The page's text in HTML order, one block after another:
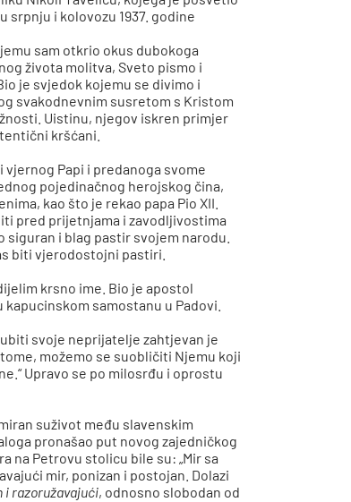
srpnju i kolovozu 1937. godine
sam otkrio okus dubokoga
života molitva, Sveto pismo i
je svjedok kojemu se divimo i
svakodnevnim susretom s Kristom
Uistinu, njegov iskren primjer
kršćani.
Papi i predanoga svome
pojedinačnog herojskog čina,
kao što je rekao papa Pio XII.
pred prijetnjama i zavodljivostima
i blag pastir svojem narodu.
biti vjerodostojni pastiri.
krsno ime. Bio je apostol
samostanu u Padovi.
svoje neprijatelje zahtjevan je
možemo se suobličiti Njemu koji
Upravo se po milosrđu i oprostu
suživot među slavenskim
pronašao put novog zajedničkog
na Petrovu stolicu bile su: „Mir sa
mir, ponizan i postojan. Dolazi
i razoružavajući, odnosno slobodan od